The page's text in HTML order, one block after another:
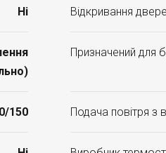
Ні Відкривання
Призначений для
150 Подача повітря з